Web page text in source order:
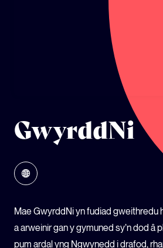
GwyrddNi
Mae GwyrddNi yn fudiad gweithredu
a arweinir gan y gymuned sy’n dod â
pum ardal yng Ngwynedd i drafod,
LLYSGENHADON HINSAWDD